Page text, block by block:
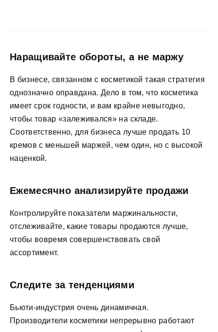
Наращивайте обороты, а не маржу
В бизнесе, связанном с косметикой такая стратегия
однозначно оправдана. Дело в том, что косметика
имеет срок годности, и вам крайне невыгодно,
чтобы товар «залеживался» на складе.
Соответственно, для бизнеса лучше продать 10
кремов с меньшей маржей, чем один, но с высокой
наценкой.
Ежемесячно анализируйте продажи
Контролируйте показатели маржинальности,
отслеживайте, какие товары продаются лучше,
чтобы вовремя совершенствовать свой
ассортимент.
Следите за тенденциями
Бьюти-индустрия очень динамичная.
Производители косметики непрерывно работают